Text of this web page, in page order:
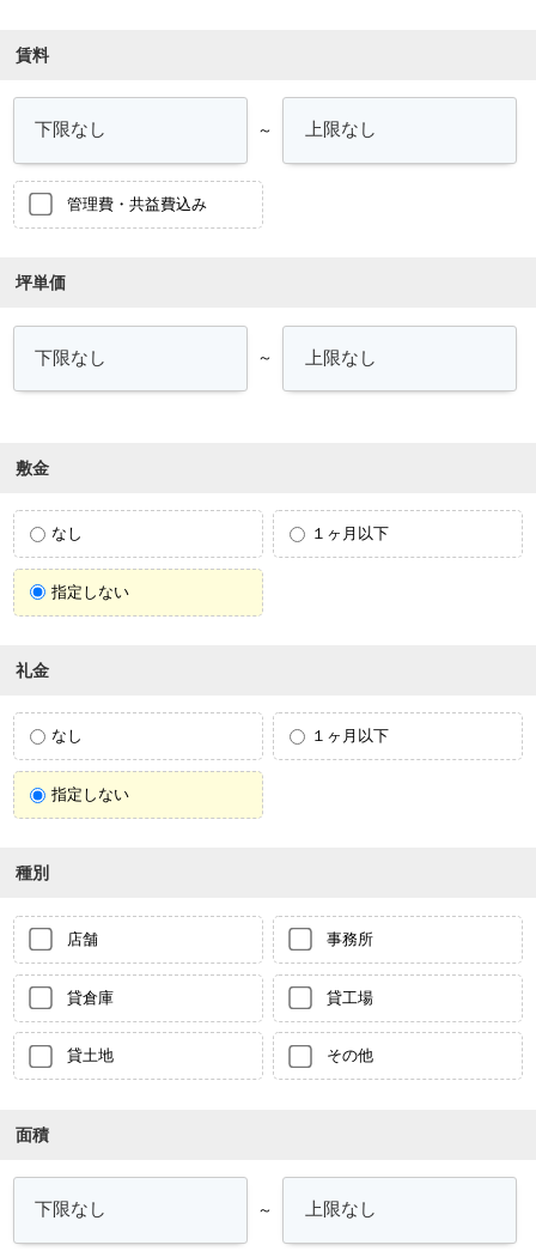
賃料
～
管理費・共益費込み
坪単価
～
敷金
なし １ヶ月以下
指定しない
礼金
なし １ヶ月以下
指定しない
種別
店舗 事務所
貸倉庫 貸工場
貸土地 その他
面積
～